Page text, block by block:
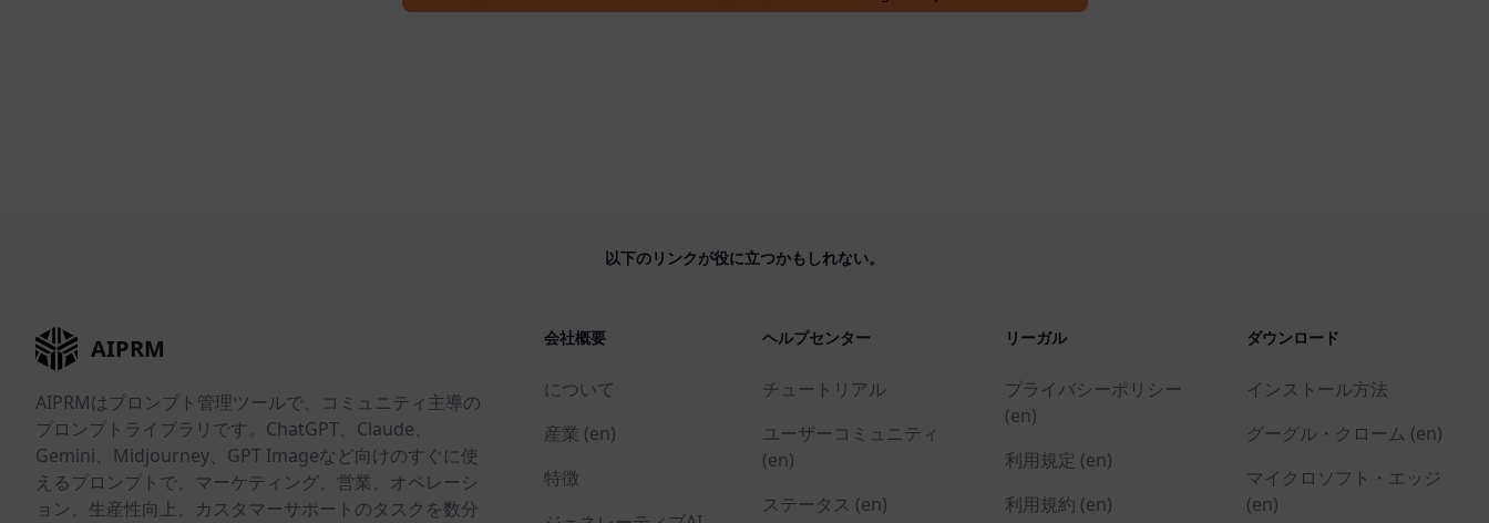
以下のリンクが役に立つかもしれない。
AIPRM
AIPRMはプロンプト管理ツールで、コミュニティ主導の
プロンプトライブラリです。ChatGPT、Claude、
Gemini、Midjourney、GPT Imageなど向けのすぐに使
えるプロンプトで、マーケティング、営業、オペレーシ
ョン、生産性向上、カスタマーサポートのタスクを数分
会社概要
について
産業 (en)
特徴
ヘルプセンター
チュートリアル
ユーザーコミュニティ
(en)
ステータス (en)
リーガル
プライバシーポリシー
(en)
利用規定 (en)
利用規約 (en)
ダウンロード
インストール方法
グーグル・クローム (en)
マイクロソフト・エッジ
(en)